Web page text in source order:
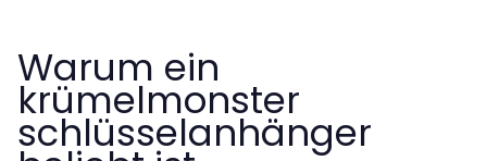
Warum ein
krümelmonster
schlüsselanhänger